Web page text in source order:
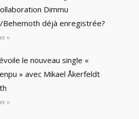
Dimmu
Behemoth déjà enregistrée?
»
le nouveau single «
» avec Mikael Åkerfeldt
»